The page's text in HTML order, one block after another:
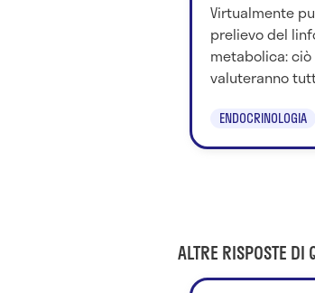
Virtualmente
prelievo del
metabolica:
valuteranno
ENDOCRINOLOGIA
ALTRE RISPOSTE DI